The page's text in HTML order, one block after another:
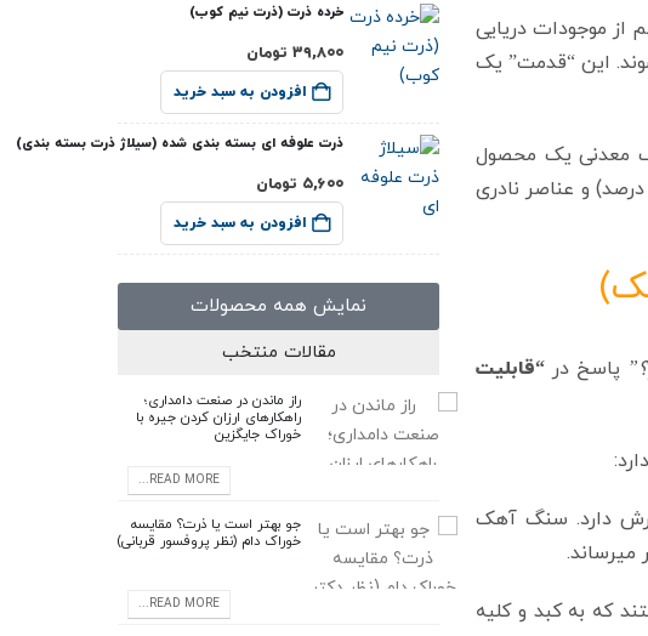
موجودات دریایی
این “قدمت” یک
معدنی یک محصول
کاملاً استریل، فسیلی و عاری از هرگونه آلودگی میکروبی است که با درصدهای بالای کلسیم (حدود ۳۸ تا ۴۰ درصد) و عناصر نادری
پاسخ در “قابلیت
دارد. سنگ آهک
که به کبد و کلیه
خرده ذرت (ذرت نیم کوب)
۳۹,۸۰۰ تومان
افزودن به سبد خرید
ذرت علوفه ای بسته بندی شده (سیلاژ ذرت بسته بندی)
۵,۶۰۰ تومان
افزودن به سبد خرید
نمایش همه محصولات
مقالات منتخب
راز ماندن در صنعت دامداری؛
راهکارهای ارزان کردن جیره با
خوراک جایگزین
READ MORE...
جو بهتر است یا ذرت؟ مقایسه
خوراک دام (نظر پروفسور قربانی)
READ MORE...